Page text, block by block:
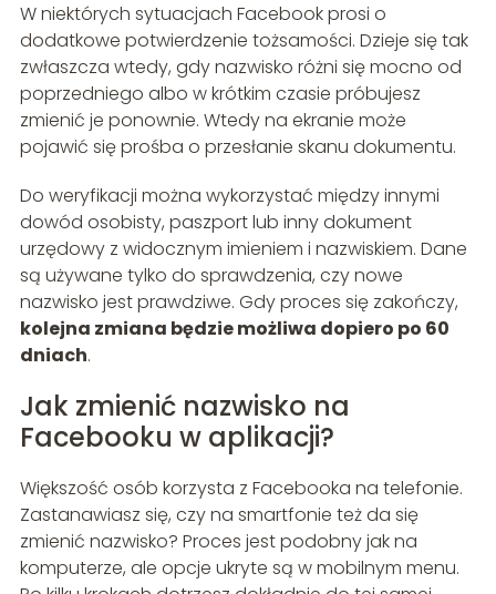
W niektórych sytuacjach Facebook prosi o
dodatkowe potwierdzenie tożsamości. Dzieje się tak
zwłaszcza wtedy, gdy nazwisko różni się mocno od
poprzedniego albo w krótkim czasie próbujesz
zmienić je ponownie. Wtedy na ekranie może
pojawić się prośba o przesłanie skanu dokumentu.
Do weryfikacji można wykorzystać między innymi
dowód osobisty, paszport lub inny dokument
urzędowy z widocznym imieniem i nazwiskiem. Dane
są używane tylko do sprawdzenia, czy nowe
nazwisko jest prawdziwe. Gdy proces się zakończy,
kolejna zmiana będzie możliwa dopiero po 60
dniach.
Jak zmienić nazwisko na
Facebooku w aplikacji?
Większość osób korzysta z Facebooka na telefonie.
Zastanawiasz się, czy na smartfonie też da się
zmienić nazwisko? Proces jest podobny jak na
komputerze, ale opcje ukryte są w mobilnym menu.